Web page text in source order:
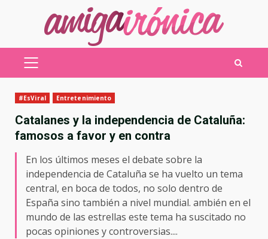
MENÚ
#EsViral Entretenimiento
Catalanes y la independencia de Cataluña:
famosos a favor y en contra
En los últimos meses el debate sobre la
independencia de Cataluña se ha vuelto un tema
central, en boca de todos, no solo dentro de
España sino también a nivel mundial. ambién en el
mundo de las estrellas este tema ha suscitado no
pocas opiniones y controversias....